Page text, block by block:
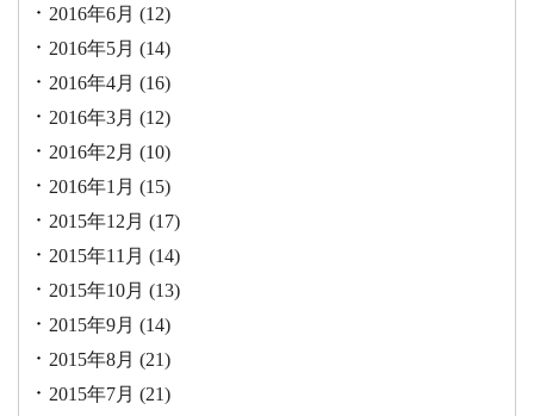
2016年6月 (12)
2016年5月 (14)
2016年4月 (16)
2016年3月 (12)
2016年2月 (10)
2016年1月 (15)
2015年12月 (17)
2015年11月 (14)
2015年10月 (13)
2015年9月 (14)
2015年8月 (21)
2015年7月 (21)